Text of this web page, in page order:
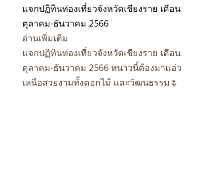
แจกปฏิทินท่องเที่ยวจังหวัดเชียงราย เดือน
ตุลาคม-ธันวาคม 2566
อ่านเพิ่มเติม
แจกปฏิทินท่องเที่ยวจังหวัดเชียงราย เดือน
ตุลาคม-ธันวาคม 2566 หนาวนี้ต้องมาแอ่ว
เหนือสวยงามทั้งดอกไม้ และวัฒนธรรม🌷